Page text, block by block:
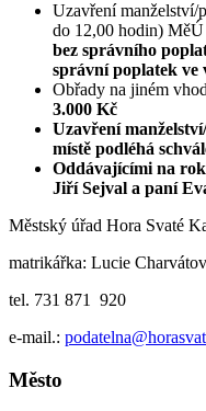
Uzavření manželství/
do 12,00 hodin)
bez správního
správní poplatek ve
Obřady na jiném
3.000 Kč
Uzavření
místě podléhá
Oddávajícími na
Jiří Sejval a paní
Městský úřad Hora Svaté
matrikářka: Lucie
tel. 731 871 920
e-mail.:
Město